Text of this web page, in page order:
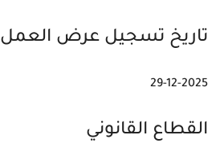
تاريخ تسجيل عرض العمل
29-12-2025
القطاع القانوني